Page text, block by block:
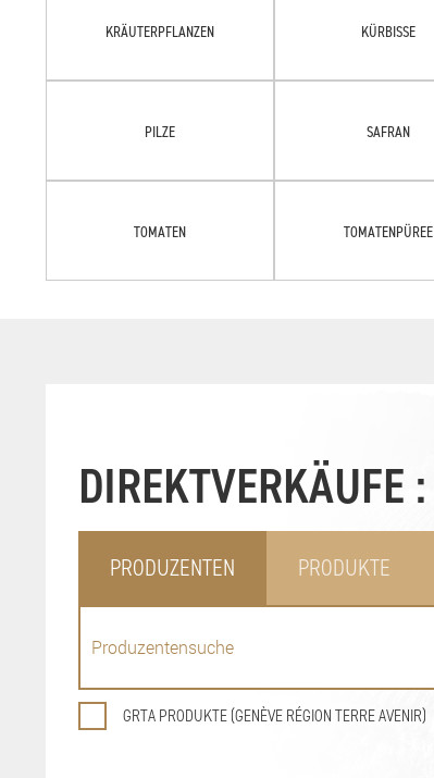
KRÄUTERPFLANZEN KÜRBISSE
PILZE SAFRAN
TOMATEN TOMATENPÜREE
DIREKTVERKÄUFE :
PRODUZENTEN PRODUKTE
GRTA PRODUKTE (GENÈVE RÉGION TERRE AVENIR)